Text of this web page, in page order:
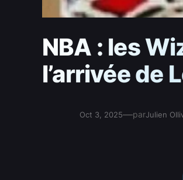
NBA : les
l’arrivée de
Oct 3, 2025—parJulien